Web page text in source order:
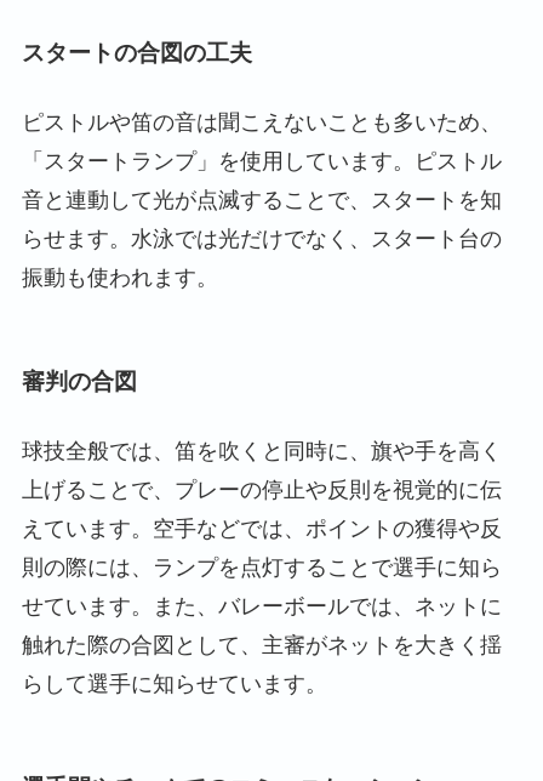
スタートの合図の工夫
ピストルや笛の音は聞こえないことも多いため、
「スタートランプ」を使用しています。ピストル
音と連動して光が点滅することで、スタートを知
らせます。水泳では光だけでなく、スタート台の
振動も使われます。
審判の合図
球技全般では、笛を吹くと同時に、旗や手を高く
上げることで、プレーの停止や反則を視覚的に伝
えています。空手などでは、ポイントの獲得や反
則の際には、ランプを点灯することで選手に知ら
せています。また、バレーボールでは、ネットに
触れた際の合図として、主審がネットを大きく揺
らして選手に知らせています。